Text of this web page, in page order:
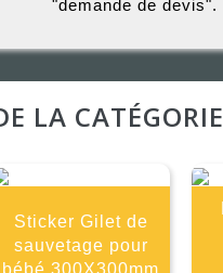
"demande de devis".
LA CATÉGORIE
Sticker Gilet de
sauvetage pour
bébé 300X300mm